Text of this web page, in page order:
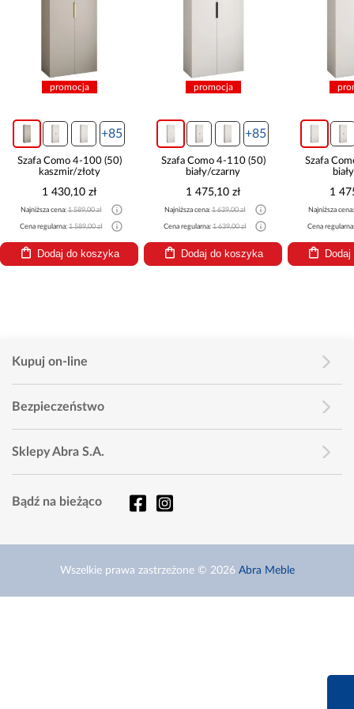
promocja
+85
Szafa Como 4-100 (50)
kaszmir/złoty
1 430,10 zł
Najniższa cena:1 589,00 zł
Cena regularna:1 589,00 zł
Dodaj do koszyka
promocja
+85
Szafa Como 4-110 (50)
biały/czarny
1 475,10 zł
Najniższa cena:1 639,00 zł
Cena regularna:1 639,00 zł
Dodaj do koszyka
Szafa
1
Najniższa
Cena
Kupuj on-line
Bezpieczeństwo
Sklepy Abra S.A.
Bądź na bieżąco
Wszelkie prawa zastrzeżone © 2026 Abra Meble